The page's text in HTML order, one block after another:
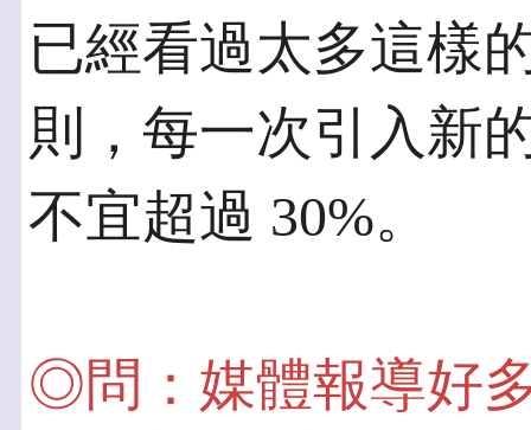
已經看過太多這樣
則，每一次引入新
不宜超過 30%。
◎問：媒體報導好